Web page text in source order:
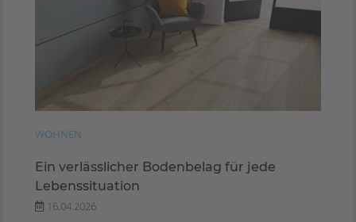
WOHNEN
Ein verlässlicher Bodenbelag für jede
Lebenssituation
16.04.2026